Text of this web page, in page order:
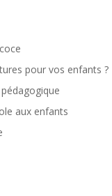
pour vos enfants ?
aux enfants